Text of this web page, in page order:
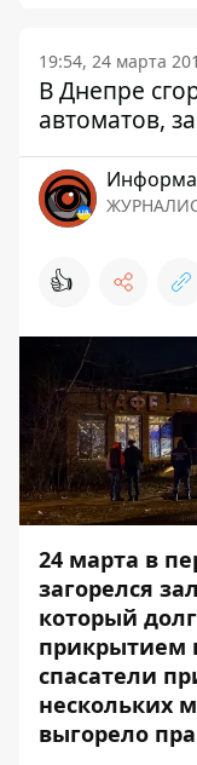
19:54, 24 марта
В Днепре
автоматов,
👍
24 марта в
загорелся
который
прикрытием
спасатели
нескольких
выгорело